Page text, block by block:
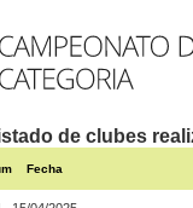
de clubes
Fecha